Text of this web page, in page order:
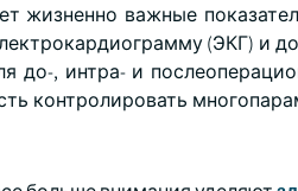
жизненно важные
(ЭКГ) и
до-, интра- и
контролировать